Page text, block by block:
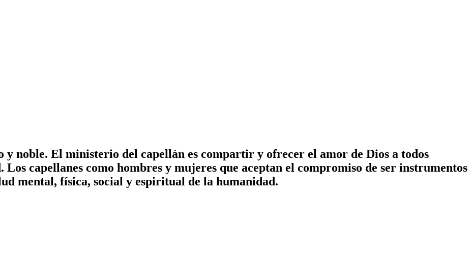
noble. El ministerio del capellán es compartir y ofrecer el amor de Dios a todos
Los capellanes como hombres y mujeres que aceptan el compromiso de ser instrumentos
mental, física, social y espiritual de la humanidad.